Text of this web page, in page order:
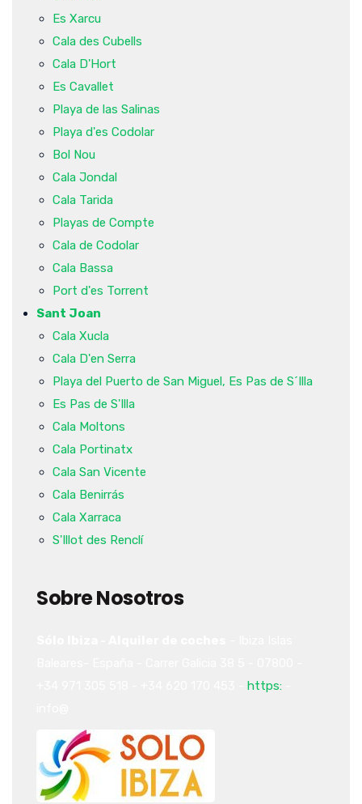
Es Xarcu
Cala des Cubells
Cala D'Hort
Es Cavallet
Playa de las Salinas
Playa d'es Codolar
Bol Nou
Cala Jondal
Cala Tarida
Playas de Compte
Cala de Codolar
Cala Bassa
Port d'es Torrent
Sant Joan
Cala Xucla
Cala D'en Serra
Playa del Puerto de San Miguel, Es Pas de S´Illa
Es Pas de S'Illa
Cala Moltons
Cala Portinatx
Cala San Vicente
Cala Benirrás
Cala Xarraca
S'Illot des Renclí
Sobre Nosotros
https: